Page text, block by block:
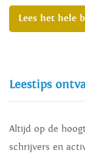
Lees het hele
Leestips
Altijd op de
schrijvers en